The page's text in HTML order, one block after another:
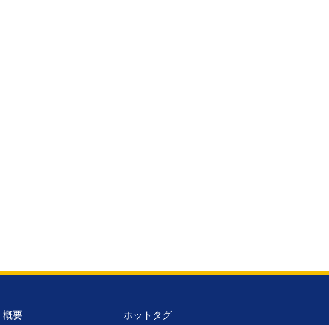
概要 ホットタグ